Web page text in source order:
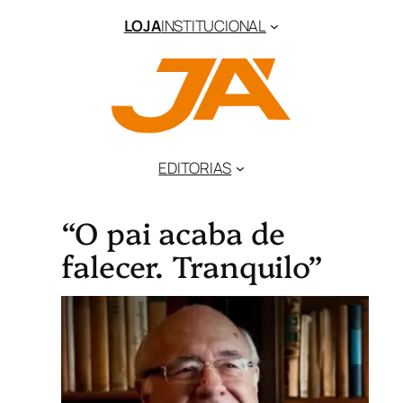
LOJAINSTITUCIONAL
EDITORIAS
“O pai acaba de
falecer. Tranquilo”